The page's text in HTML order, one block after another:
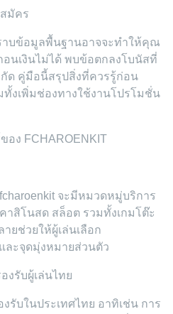
มัคร
าบข้อมูลพื้นฐานอาจจะทำให้คุณ
อนเงินไม่ได้ พบข้อตกลงโบนัสที่
ด คู่มือนี้สรุปสิ่งที่ควรรู้ก่อน
งเพิ่มช่องทางใช้งานโปรโมชั่น
อง FCHAROENKIT
จะมีหมวดหมู่บริการ
าสิโนสด สล็อต รวมทั้งเกมโต๊ะ
ยช่วยให้ผู้เล่นเลือก
ละจุดมุ่งหมายส่วนตัว
งรับผู้เล่นไทย
รับในประเทศไทย อาทิเช่น การ